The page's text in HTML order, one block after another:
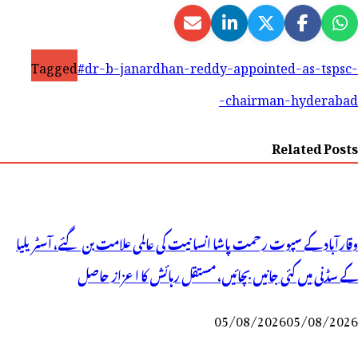
Tagged#dr-b-janardhan-reddy-appointed-as-tspsc-
chairman-hyderabad-
Related Posts
وقارآباد کے سپوت رحمت پاشا انسانیت کی عالمی علامت بن گئے، آسٹریلیا
کے سڈنی میں کئی جانیں بچائیں، مستقل رہائش کا اعزاز حاصل
05/08/202605/08/2026